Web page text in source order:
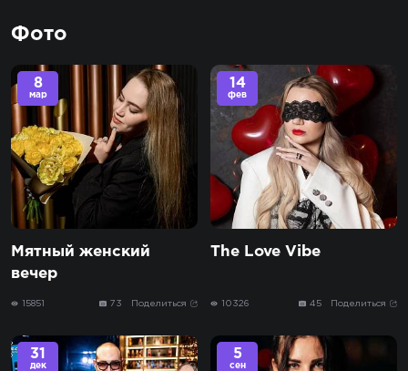
Фото
8
мар
Мятный женский
вечер
15851 73 Поделиться
14
фев
The Love Vibe
10326 45 Поделиться
31
дек
5
сен